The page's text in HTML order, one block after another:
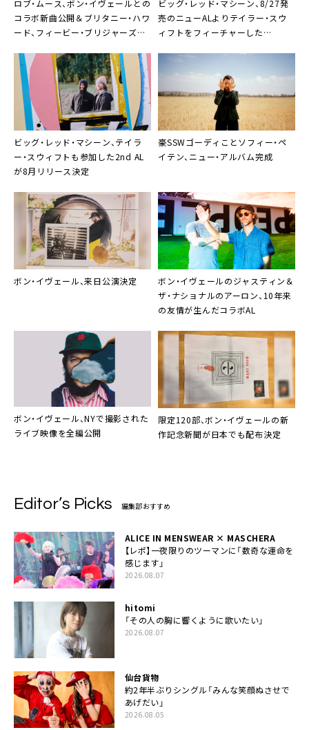
ロブ・ムース、ボン・イヴェールとの
コラボ新曲公開＆ブリタニー・ハワ
ード、フィービー・ブリジャーズ等
ビッグ・レッド・マシーン、8/27発
売のニューALより テイラー・スウ
ィフトをフィーチャーした
ビッグ・レッド・マシーン、 テイラ
ー・スウィフト も参加した2nd AL
が8月リリース決定
豪SSWゴーディ ことソフィー・ペ
イテン、ニュー・アルバム完成
ボン・イヴェール、来日公演決定 ボン・イヴェールのジャスティン＆
ザ・ナショナルのアーロン、10年来
の友情が生んだコラボAL
ボン・イヴェール、NYで撮影された
ライブ映像を全編公開
限定120部、ボン・イヴェールの新
作記念新聞が日本でも配布決定
Editor’s Picks 編集部おすすめ
ALICE IN MENSWEAR × MASCHERA
【レポ】一夜限りのツーマンに「数奇な運命を
感じます」
2026.08.07
hitomi
「その人の胸に響くように歌いたい」
2026.08.07
仙台貨物
約2年半ぶりシングル「みんな笑顔ぬさせで
あげだい」
2026.08.05